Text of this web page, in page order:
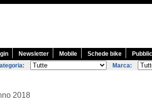
Newsletter Mobile Schede bike
Marca:
2018